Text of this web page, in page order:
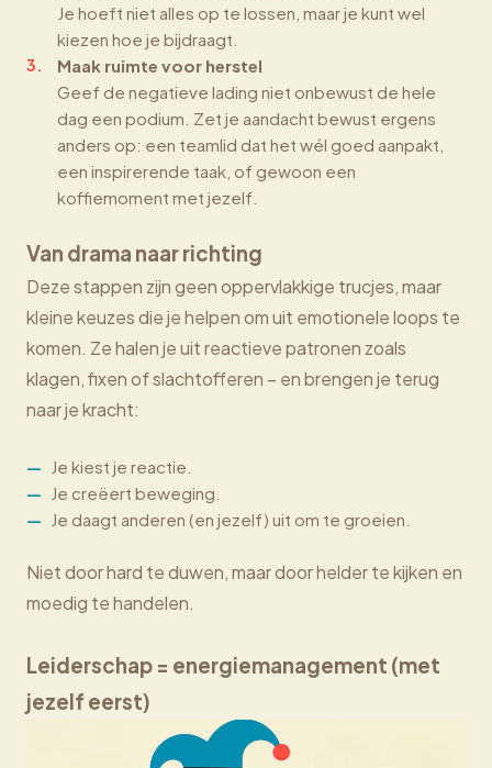
Je hoeft niet alles op te lossen, maar je kunt wel
kiezen hoe je bijdraagt.
Maak ruimte voor herstel
Geef de negatieve lading niet onbewust de hele
dag een podium. Zet je aandacht bewust ergens
anders op: een teamlid dat het wél goed aanpakt,
een inspirerende taak, of gewoon een
koffiemoment met jezelf.
Van drama naar richting
Deze stappen zijn geen oppervlakkige trucjes, maar
kleine keuzes die je helpen om uit emotionele loops te
komen. Ze halen je uit reactieve patronen zoals
klagen, fixen of slachtofferen – en brengen je terug
naar je kracht:
Je kiest je reactie.
Je creëert beweging.
Je daagt anderen (en jezelf) uit om te groeien.
Niet door hard te duwen, maar door helder te kijken en
moedig te handelen.
Leiderschap = energiemanagement (met
jezelf eerst)